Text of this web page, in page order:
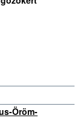
Öröm-